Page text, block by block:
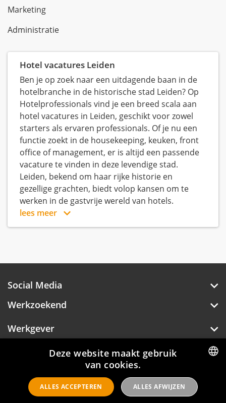
Marketing
Administratie
Hotel vacatures Leiden
Ben je op zoek naar een uitdagende baan in de
hotelbranche in de historische stad Leiden? Op
Hotelprofessionals vind je een breed scala aan
hotel vacatures in Leiden, geschikt voor zowel
starters als ervaren professionals. Of je nu een
functie zoekt in de housekeeping, keuken, front
office of management, er is altijd een passende
vacature te vinden in deze levendige stad.
Leiden, bekend om haar rijke historie en
gezellige grachten, biedt volop kansen om te
werken in de gastvrije wereld van hotels.
lees meer
Social Media
Werkzoekend
Werkgever
Over Hotelprofessionals
Hotelprofessionals
DUTCH
ENGLISH
Deze website maakt gebruik
van cookies.
ALLES ACCEPTEREN ALLES AFWIJZEN